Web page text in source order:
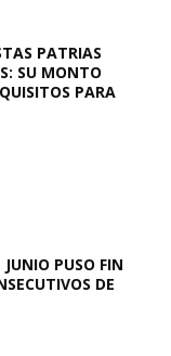
PATRIAS
SU MONTO
PARA
PUSO FIN
DE